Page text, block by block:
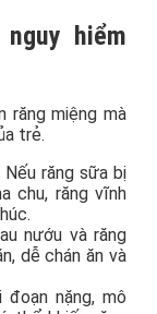
hiểm
răng miệng mà
trẻ.
Nếu răng sữa bị
chu, răng vĩnh
nướu và răng
dễ chán ăn và
đoạn nặng, mô